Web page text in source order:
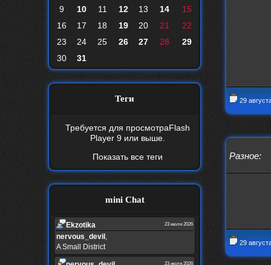
9
10 11 12 13 14
15
16
17 18 19 20 21
22
23
24 25 26 27 28
29
30
31
Теги
Требуется для просмотраFlash
Player 9 или выше.
Показать все теги
mini Chat
Ekzotika 23 июля 2026
nеrvous_dеvil ,
A Small District
23 июля 2026
29
Разное:
29